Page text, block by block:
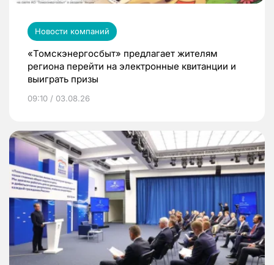
Новости компаний
«Томскэнергосбыт» предлагает жителям
региона перейти на электронные квитанции и
выиграть призы
09:10 / 03.08.26